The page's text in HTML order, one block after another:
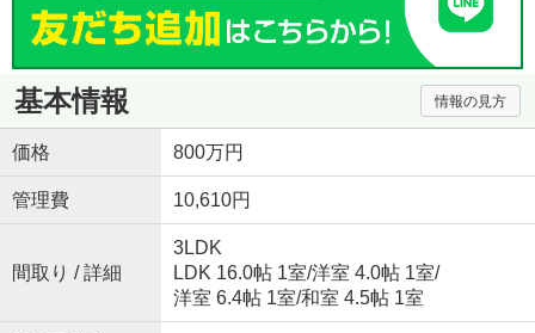
基本情報 情報の見方
価格 800万円
管理費 10,610円
間取り / 詳細
3LDK
LDK 16.0帖 1室/洋室 4.0帖 1室/
洋室 6.4帖 1室/和室 4.5帖 1室